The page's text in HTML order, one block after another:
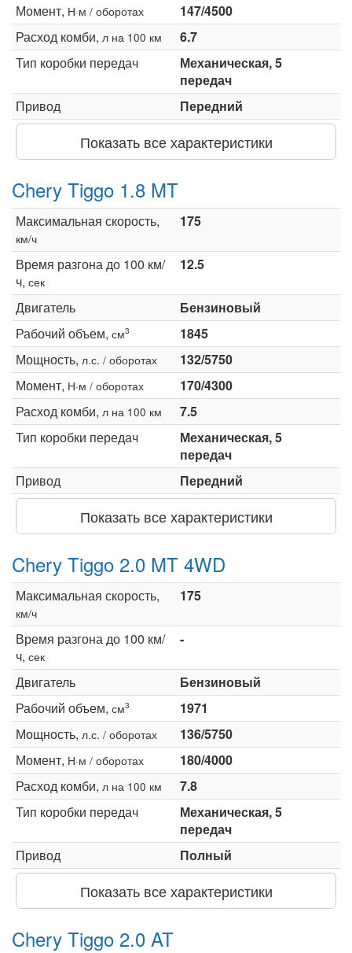
Момент, Н·м / оборотах
147/4500
Расход комби, л на 100 км
6.7
Тип коробки передач
Механическая, 5
передач
Привод
Передний
Показать все характеристики
Chery Tiggo 1.8 MT
Максимальная скорость,
км/ч
175
Время разгона до 100 км/
ч, сек
12.5
Двигатель
Бензиновый
Рабочий объем, см3
1845
Мощность, л.с. / оборотах
132/5750
Момент, Н·м / оборотах
170/4300
Расход комби, л на 100 км
7.5
Тип коробки передач
Механическая, 5
передач
Привод
Передний
Показать все характеристики
Chery Tiggo 2.0 MT 4WD
Максимальная скорость,
км/ч
175
Время разгона до 100 км/
ч, сек
-
Двигатель
Бензиновый
Рабочий объем, см3
1971
Мощность, л.с. / оборотах
136/5750
Момент, Н·м / оборотах
180/4000
Расход комби, л на 100 км
7.8
Тип коробки передач
Механическая, 5
передач
Привод
Полный
Показать все характеристики
Chery Tiggo 2.0 AT